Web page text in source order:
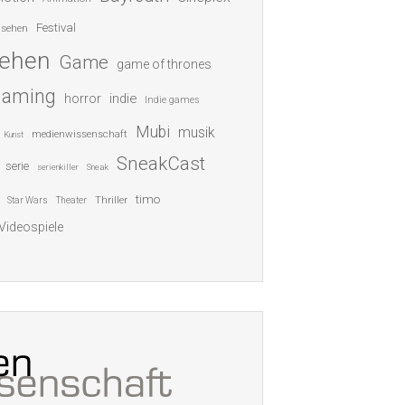
Festival
Game game of thrones
horror indie Indie games
Kunst medienwissenschaft Mubi musik
serie serienkiller Sneak SneakCast
Star Wars Theater Thriller timo